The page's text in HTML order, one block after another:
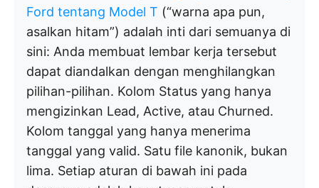
Ford tentang Model T (“warna apa pun,
asalkan hitam”) adalah inti dari semuanya di
sini: Anda membuat lembar kerja tersebut
dapat diandalkan dengan menghilangkan
pilihan-pilihan. Kolom Status yang hanya
mengizinkan Lead, Active, atau Churned.
Kolom tanggal yang hanya menerima
tanggal yang valid. Satu file kanonik, bukan
lima. Setiap aturan di bawah ini pada